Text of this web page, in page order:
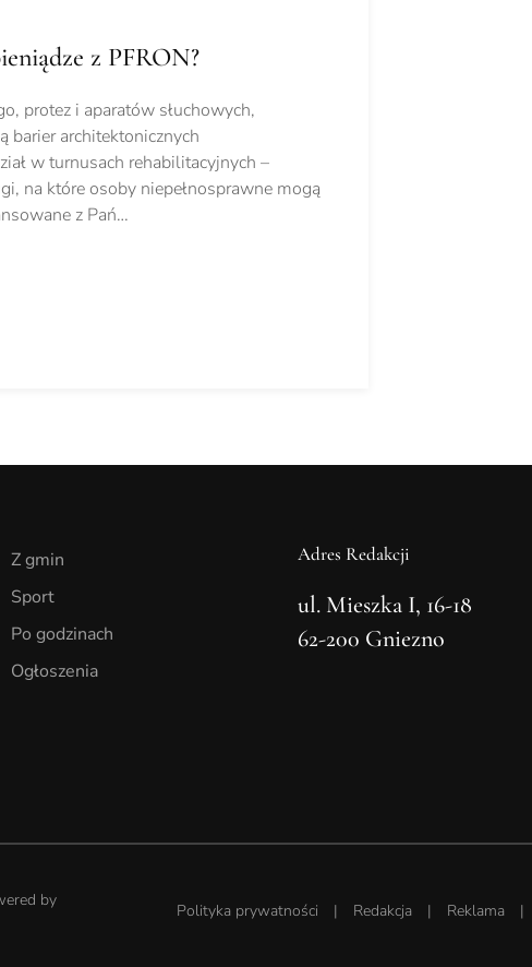
z PFRON?
protez i aparatów słuchowych,
barier architektonicznych
w turnusach rehabilitacyjnych –
na które osoby niepełnosprawne mogą
z Pań…
Z gmin
Sport
Po godzinach
Ogłoszenia
Adres Redakcji
ul. Mieszka I, 16-18
62-200 Gniezno
by
Polityka prywatności | Redakcja | Reklama |